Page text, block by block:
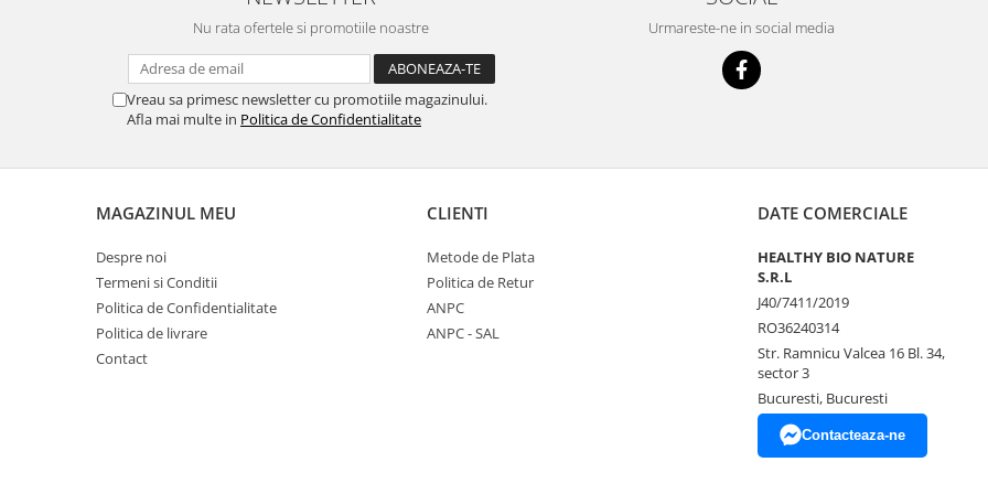
Nu rata ofertele si promotiile noastre
Vreau sa primesc newsletter cu promotiile magazinului.
Afla mai multe in Politica de Confidentialitate
Urmareste-ne in social media
MAGAZINUL MEU
Despre noi
Termeni si Conditii
Politica de Confidentialitate
Politica de livrare
Contact
CLIENTI
Metode de Plata
Politica de Retur
ANPC
ANPC - SAL
DATE COMERCIALE
HEALTHY BIO NATURE
S.R.L
J40/7411/2019
RO36240314
Str. Ramnicu Valcea 16 Bl. 34,
sector 3
Bucuresti, Bucuresti
Contacteaza-ne